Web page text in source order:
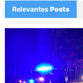
RelevantesPosts